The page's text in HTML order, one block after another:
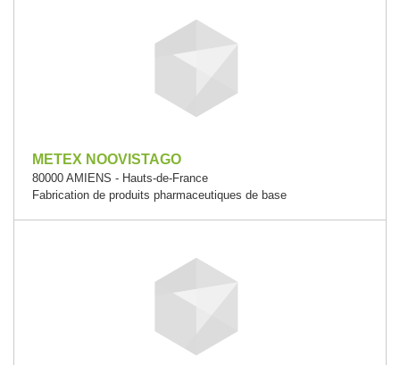
METEX NOOVISTAGO
80000 AMIENS - Hauts-de-France
Fabrication de produits pharmaceutiques de base